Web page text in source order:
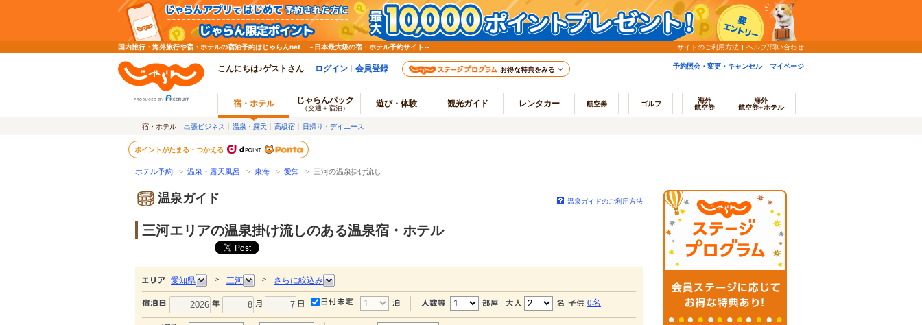
国内旅行・海外旅行や宿・ホテルの宿泊予約はじゃらんnet ～日本最大級の宿・ホテル予約サイト～ サイトのご利用方法 ヘルプ/問い合わせ
こんにちは♪ゲストさん ログイン 会員登録 お得な特典をみる 予約照会・変更・キャンセル マイページ
宿・ホテル じゃらんパック
（交通＋宿泊） 遊び・体験 観光ガイド レンタカー 航空券 ゴルフ
海外
航空券
海外
航空券+ホテル
宿・ホテル 出張ビジネス 温泉・露天 高級宿 日帰り・デイユース
ポイントがたまる・つかえる
ホテル予約 > 温泉・露天風呂 > 東海 > 愛知 > 三河の温泉掛け流し
温泉ガイド 温泉ガイドのご利用方法
三河エリアの温泉掛け流しのある温泉宿・ホテル
愛知県 ＞ 三河 ＞ さらに絞込み
0名